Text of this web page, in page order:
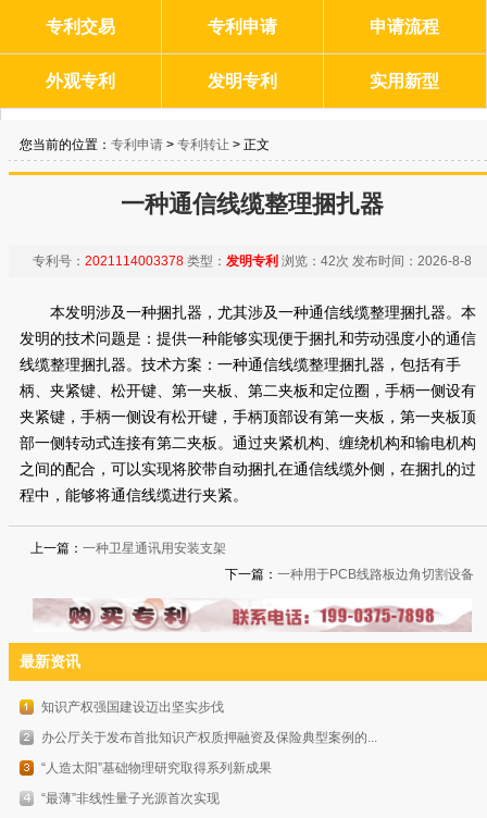
专利交易 专利申请 申请流程
外观专利 发明专利 实用新型
您当前的位置： 专利申请 > 专利转让 > 正文
一种通信线缆整理捆扎器
专利号： 2021114003378 类型： 发明专利 浏览： 42次 发布时间： 2026-8-8
本发明涉及一种捆扎器，尤其涉及一种通信线缆整理捆扎器。本
发明的技术问题是：提供一种能够实现便于捆扎和劳动强度小的通信
线缆整理捆扎器。技术方案：一种通信线缆整理捆扎器，包括有手
柄、夹紧键、松开键、第一夹板、第二夹板和定位圈，手柄一侧设有
夹紧键，手柄一侧设有松开键，手柄顶部设有第一夹板，第一夹板顶
部一侧转动式连接有第二夹板。通过夹紧机构、缠绕机构和输电机构
之间的配合，可以实现将胶带自动捆扎在通信线缆外侧，在捆扎的过
程中，能够将通信线缆进行夹紧。
上一篇： 一种卫星通讯用安装支架
下一篇： 一种用于PCB线路板边角切割设备
最新资讯
知识产权强国建设迈出坚实步伐
办公厅关于发布首批知识产权质押融资及保险典型案例的...
“人造太阳”基础物理研究取得系列新成果
“最薄”非线性量子光源首次实现